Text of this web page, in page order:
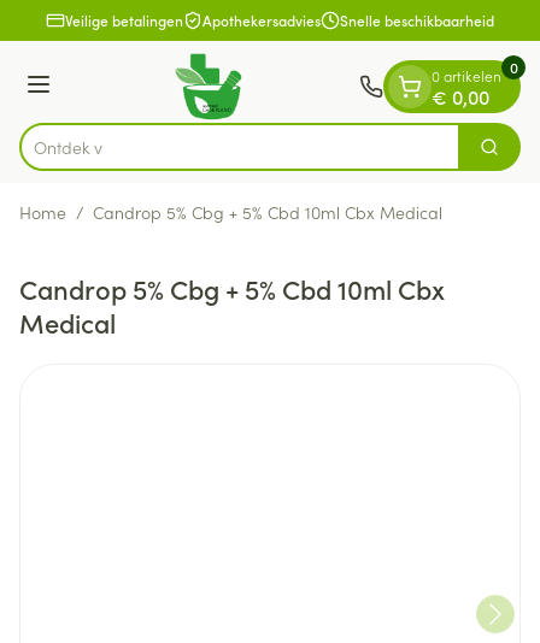
Ga naar de inhoud
1 van 1Veilige betalingen Apothekersadvies Snelle beschikbaarheid
Menu
Product, merk, categorie...
Ontdek vitam Zoek
0 artikelen
€ 0,00
0
Home / Candrop 5% Cbg + 5% Cbd 10ml Cbx Medical
Candrop 5% Cbg + 5% Cbd 10ml Cbx
Medical